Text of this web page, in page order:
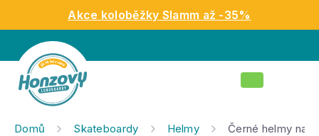
obsah
Akce koloběžky Slamm až -35%
Nákupní
Domů Skateboardy Helmy Černé helmy na